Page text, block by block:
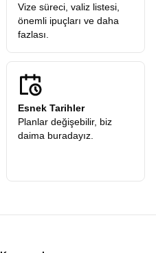
Vize süreci, valiz listesi,
önemli ipuçları ve daha
fazlası.
Esnek Tarihler
Planlar değişebilir, biz
daima buradayız.